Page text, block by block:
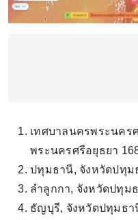
เทศบาลนครพระนคร
พระนครศรีอยุธยา
ปทุมธานี, จังหวัดปทุม
ลำลูกกา, จังหวัดปทุมธ
ธัญบุรี, จังหวัดปทุมธา